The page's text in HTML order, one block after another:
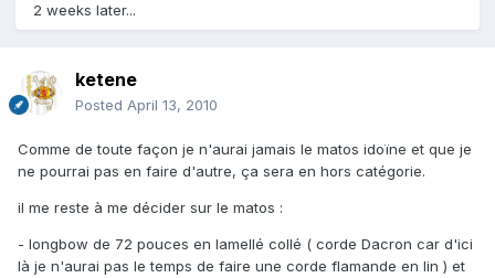
2 weeks later...
ketene
Posted April 13, 2010
Comme de toute façon je n'aurai jamais le matos idoïne et que je
ne pourrai pas en faire d'autre, ça sera en hors catégorie.
il me reste à me décider sur le matos :
- longbow de 72 pouces en lamellé collé ( corde Dacron car d'ici
là je n'aurai pas le temps de faire une corde flamande en lin ) et